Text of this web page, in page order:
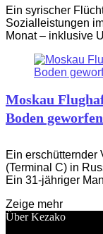
Ein syrischer
Sozialleistungen
Monat – inklusive
Moskau
Boden geworfen
Ein erschütternder
(Terminal C) in
Ein 31-jähriger
Zeige mehr
Über Kezako